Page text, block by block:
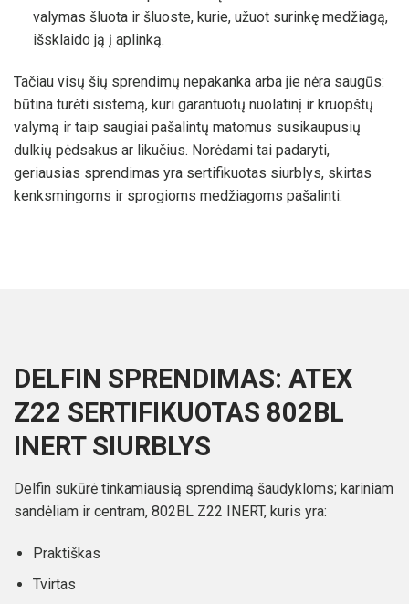
valymas šluota ir šluoste, kurie, užuot surinkę medžiagą,
išsklaido ją į aplinką.
Tačiau visų šių sprendimų nepakanka arba jie nėra saugūs:
būtina turėti sistemą, kuri garantuotų nuolatinį ir kruopštų
valymą ir taip saugiai pašalintų matomus susikaupusių
dulkių pėdsakus ar likučius. Norėdami tai padaryti,
geriausias sprendimas yra sertifikuotas siurblys, skirtas
kenksmingoms ir sprogioms medžiagoms pašalinti.
DELFIN SPRENDIMAS: ATEX
Z22 SERTIFIKUOTAS 802BL
INERT SIURBLYS
Delfin sukūrė tinkamiausią sprendimą šaudykloms; kariniam
sandėliam ir centram, 802BL Z22 INERT, kuris yra:
Praktiškas
Tvirtas